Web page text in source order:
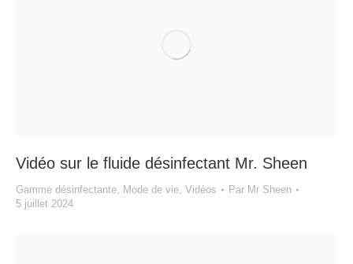
Vidéo sur le fluide désinfectant Mr. Sheen
Gamme désinfectante, Mode de vie, Vidéos Par Mr Sheen
5 juillet 2024